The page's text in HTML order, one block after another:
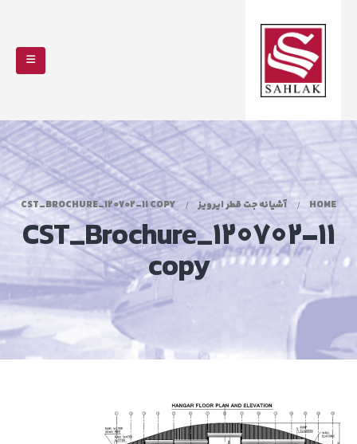
HOME آشیانه جت قطر ایرویز CST_BROCHURE_120702-11 COPY
CST_Brochure_120702-11
copy